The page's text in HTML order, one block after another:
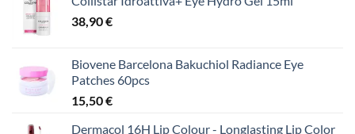
38,90€
Biovene Barcelona Bakuchiol Radiance Eye
Patches 60pcs
15,50€
Dermacol 16H Lip Colour - Longlasting Lip Color